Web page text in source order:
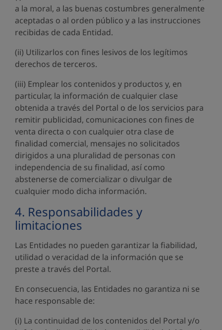
a la moral, a las buenas costumbres generalmente
aceptadas o al orden público y a las instrucciones
recibidas de cada Entidad.
(ii) Utilizarlos con fines lesivos de los legítimos
derechos de terceros.
(iii) Emplear los contenidos y productos y, en
particular, la información de cualquier clase
obtenida a través del Portal o de los servicios para
remitir publicidad, comunicaciones con fines de
venta directa o con cualquier otra clase de
finalidad comercial, mensajes no solicitados
dirigidos a una pluralidad de personas con
independencia de su finalidad, así como
abstenerse de comercializar o divulgar de
cualquier modo dicha información.
4. Responsabilidades y
limitaciones
Las Entidades no pueden garantizar la fiabilidad,
utilidad o veracidad de la información que se
preste a través del Portal.
En consecuencia, las Entidades no garantiza ni se
hace responsable de:
(i) La continuidad de los contenidos del Portal y/o